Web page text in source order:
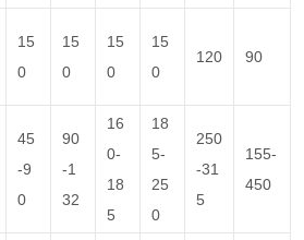
15
0
15
0
15
0
15
0
120 90
45
-9
0
90
-1
32
16
0-
18
5
18
5-
25
0
250
-31
5
155-
450